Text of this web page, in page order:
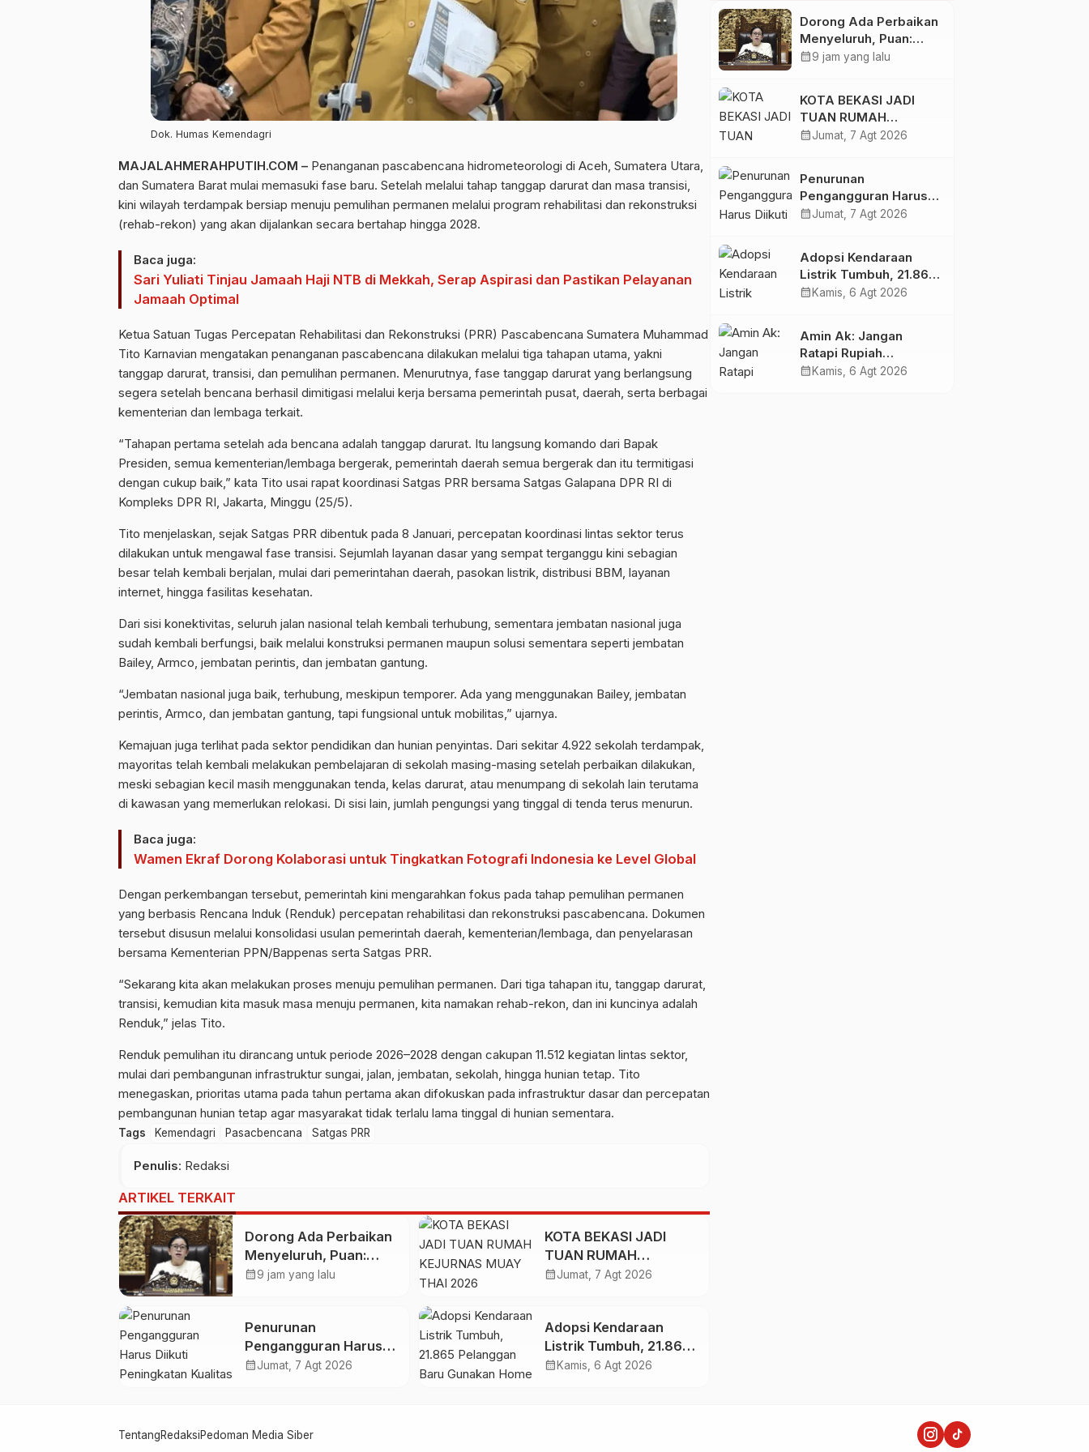
Dok. Humas Kemendagri
MAJALAHMERAHPUTIH.COM – Penanganan pascabencana hidrometeorologi di Aceh, Sumatera Utara,
dan Sumatera Barat mulai memasuki fase baru. Setelah melalui tahap tanggap darurat dan masa transisi,
kini wilayah terdampak bersiap menuju pemulihan permanen melalui program rehabilitasi dan rekonstruksi
(rehab-rekon) yang akan dijalankan secara bertahap hingga 2028.
Baca juga:
Sari Yuliati Tinjau Jamaah Haji NTB di Mekkah, Serap Aspirasi dan Pastikan Pelayanan
Jamaah Optimal
Ketua Satuan Tugas Percepatan Rehabilitasi dan Rekonstruksi (PRR) Pascabencana Sumatera Muhammad
Tito Karnavian mengatakan penanganan pascabencana dilakukan melalui tiga tahapan utama, yakni
tanggap darurat, transisi, dan pemulihan permanen. Menurutnya, fase tanggap darurat yang berlangsung
segera setelah bencana berhasil dimitigasi melalui kerja bersama pemerintah pusat, daerah, serta berbagai
kementerian dan lembaga terkait.
“Tahapan pertama setelah ada bencana adalah tanggap darurat. Itu langsung komando dari Bapak
Presiden, semua kementerian/lembaga bergerak, pemerintah daerah semua bergerak dan itu termitigasi
dengan cukup baik,” kata Tito usai rapat koordinasi Satgas PRR bersama Satgas Galapana DPR RI di
Kompleks DPR RI, Jakarta, Minggu (25/5).
Tito menjelaskan, sejak Satgas PRR dibentuk pada 8 Januari, percepatan koordinasi lintas sektor terus
dilakukan untuk mengawal fase transisi. Sejumlah layanan dasar yang sempat terganggu kini sebagian
besar telah kembali berjalan, mulai dari pemerintahan daerah, pasokan listrik, distribusi BBM, layanan
internet, hingga fasilitas kesehatan.
Dari sisi konektivitas, seluruh jalan nasional telah kembali terhubung, sementara jembatan nasional juga
sudah kembali berfungsi, baik melalui konstruksi permanen maupun solusi sementara seperti jembatan
Bailey, Armco, jembatan perintis, dan jembatan gantung.
“Jembatan nasional juga baik, terhubung, meskipun temporer. Ada yang menggunakan Bailey, jembatan
perintis, Armco, dan jembatan gantung, tapi fungsional untuk mobilitas,” ujarnya.
Kemajuan juga terlihat pada sektor pendidikan dan hunian penyintas. Dari sekitar 4.922 sekolah terdampak,
mayoritas telah kembali melakukan pembelajaran di sekolah masing-masing setelah perbaikan dilakukan,
meski sebagian kecil masih menggunakan tenda, kelas darurat, atau menumpang di sekolah lain terutama
di kawasan yang memerlukan relokasi. Di sisi lain, jumlah pengungsi yang tinggal di tenda terus menurun.
Baca juga:
Wamen Ekraf Dorong Kolaborasi untuk Tingkatkan Fotografi Indonesia ke Level Global
Dengan perkembangan tersebut, pemerintah kini mengarahkan fokus pada tahap pemulihan permanen
yang berbasis Rencana Induk (Renduk) percepatan rehabilitasi dan rekonstruksi pascabencana. Dokumen
tersebut disusun melalui konsolidasi usulan pemerintah daerah, kementerian/lembaga, dan penyelarasan
bersama Kementerian PPN/Bappenas serta Satgas PRR.
“Sekarang kita akan melakukan proses menuju pemulihan permanen. Dari tiga tahapan itu, tanggap darurat,
transisi, kemudian kita masuk masa menuju permanen, kita namakan rehab-rekon, dan ini kuncinya adalah
Renduk,” jelas Tito.
Renduk pemulihan itu dirancang untuk periode 2026–2028 dengan cakupan 11.512 kegiatan lintas sektor,
mulai dari pembangunan infrastruktur sungai, jalan, jembatan, sekolah, hingga hunian tetap. Tito
menegaskan, prioritas utama pada tahun pertama akan difokuskan pada infrastruktur dasar dan percepatan
pembangunan hunian tetap agar masyarakat tidak terlalu lama tinggal di hunian sementara.
Tags Kemendagri Pasacbencana Satgas PRR
Penulis: Redaksi
ARTIKEL TERKAIT
Dorong Ada Perbaikan
Menyeluruh, Puan:
Layanan Kesehatan
calendar_month9 jam yang lalu
KOTA BEKASI JADI
TUAN RUMAH
KEJURNAS MUAY THAI
calendar_monthJumat, 7 Agt 2026
Penurunan
Pengangguran Harus
Diikuti Peningkatan
calendar_monthJumat, 7 Agt 2026
Adopsi Kendaraan
Listrik Tumbuh, 21.865
Pelanggan Baru
calendar_month Kamis, 6 Agt 2026
Dorong Ada Perbaikan
Menyeluruh, Puan:
Layanan Kesehatan
calendar_month9 jam yang lalu
KOTA BEKASI JADI
TUAN RUMAH
KEJURNAS MUAY THAI
calendar_monthJumat, 7 Agt 2026
Penurunan
Pengangguran Harus
Diikuti Peningkatan
calendar_monthJumat, 7 Agt 2026
Adopsi Kendaraan
Listrik Tumbuh, 21.865
Pelanggan Baru
pada Semester I 2026
calendar_month Kamis, 6 Agt 2026
Amin Ak: Jangan
Ratapi Rupiah
Melemah, Perkuat
calendar_month Kamis, 6 Agt 2026
TentangRedaksiPedoman Media Siber